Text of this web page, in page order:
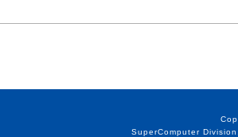
SuperComputer